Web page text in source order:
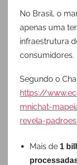
No Brasil, o
apenas uma
infraestrutura
consumidores.
Segundo o
https://
mnichat-
revela-
Mais de 1